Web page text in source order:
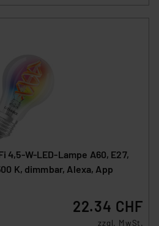
4,5-W-LED-Lampe A60, E27,
K, dimmbar, Alexa, App
22.34 CHF
zzgl. MwSt.